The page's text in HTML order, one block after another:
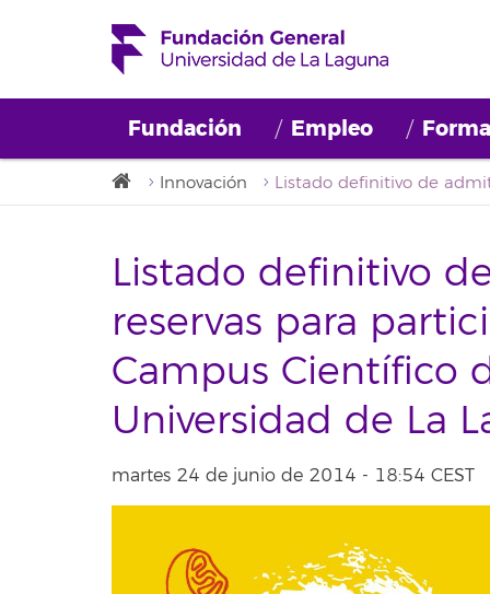
Fundación Empleo
Innovación
Listado definitivo
reservas para
Campus Científico
Universidad de La
martes 24 de junio de 2014 - 18:54 CEST